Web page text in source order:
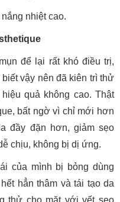
nhiệt cao.
để lại rất khó điều trị,
vậy nên đã kiên trì thử
quả không cao. Thật
bất ngờ vì chỉ mới hơn
đầy đặn hơn, giảm sẹo
chịu, không bị dị ứng.
của mình bị bỏng dùng
hẳn thâm và tái tạo da